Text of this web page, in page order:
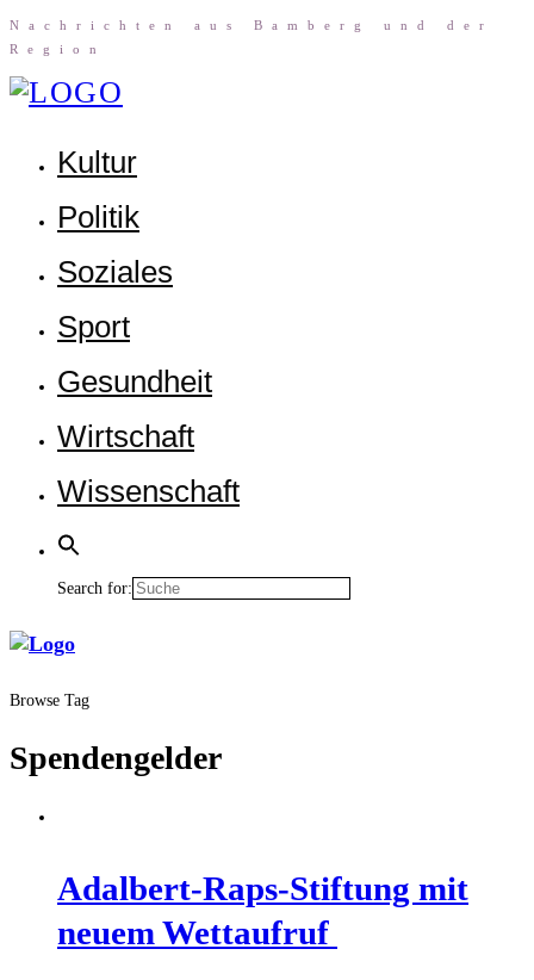
Nach­rich­ten aus Bam­berg und der
Region
Kul­tur
Poli­tik
Sozia­les
Sport
Gesund­heit
Wirt­schaft
Wis­sen­schaft
Search for:
Browse Tag
Spendengelder
Adal­bert-Raps-Stif­tung mit
neu­em Wettaufruf